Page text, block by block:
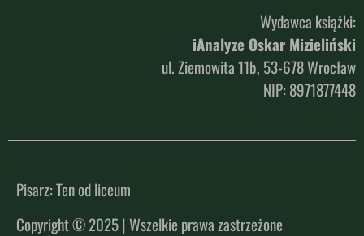
Wydawca książki:
iAnalyze Oskar Mizieliński
ul. Ziemowita 11b, 53-678 Wrocław
NIP: 8971877448
Pisarz: Ten od liceum
Copyright © 2025 | Wszelkie prawa zastrzeżone